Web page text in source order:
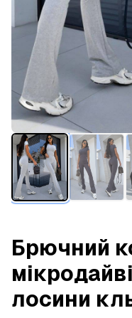
Брючний
лосини